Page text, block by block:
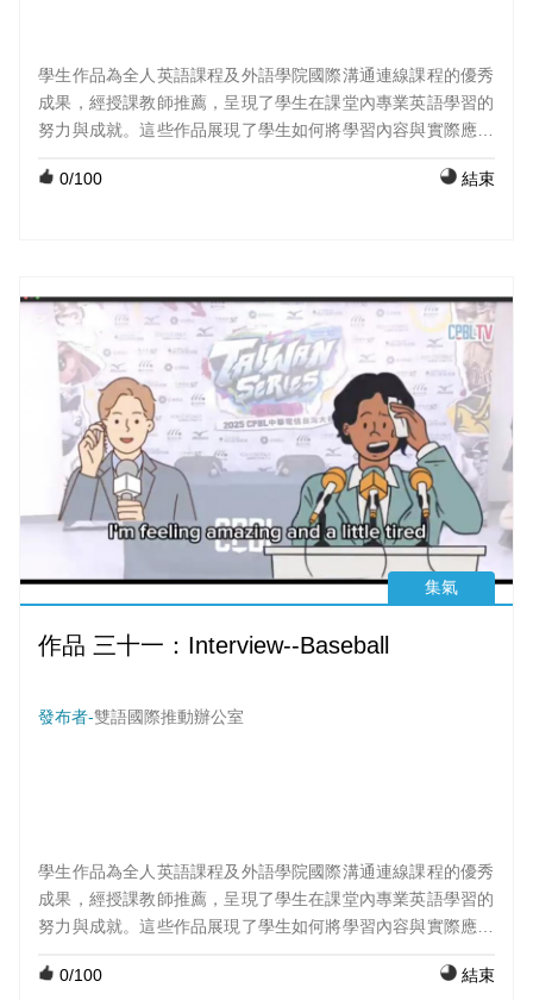
學生作品為全人英語課程及外語學院國際溝通連線課程的優秀
成果，經授課教師推薦，呈現了學生在課堂內專業英語學習的
努力與成就。這些作品展現了學生如何將學習內容與實際應用
英文
0/100 結束
集氣
作品 三十一：Interview--Baseball
發布者-雙語國際推動辦公室
學生作品為全人英語課程及外語學院國際溝通連線課程的優秀
成果，經授課教師推薦，呈現了學生在課堂內專業英語學習的
努力與成就。這些作品展現了學生如何將學習內容與實際應用
英文
0/100 結束